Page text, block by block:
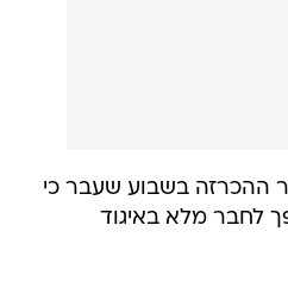
בשבוע שעבר כי
לחבר מלא באיגוד